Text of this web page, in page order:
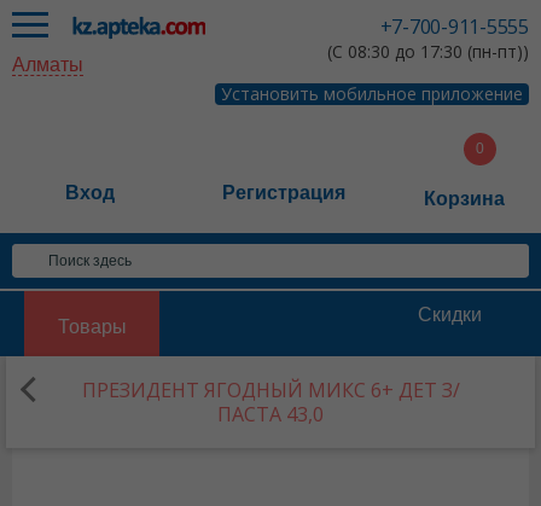
+7-700-911-5555
(С 08:30 до 17:30 (пн-пт))
Установить мобильное приложение
Алматы
Вход Регистрация Корзина
Товары
Скидки
ПРЕЗИДЕНТ ЯГОДНЫЙ МИКС 6+ ДЕТ З/
ПАСТА 43,0